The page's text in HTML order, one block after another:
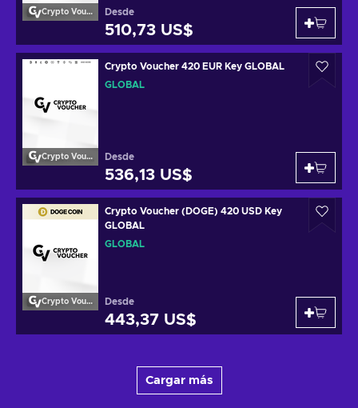
Crypto Voucher Desde
510,73 US$
Crypto Voucher
Crypto Voucher 420 EUR Key GLOBAL
GLOBAL
Desde
536,13 US$
Crypto Voucher
Crypto Voucher (DOGE) 420 USD Key
GLOBAL
GLOBAL
Desde
443,37 US$
Cargar más